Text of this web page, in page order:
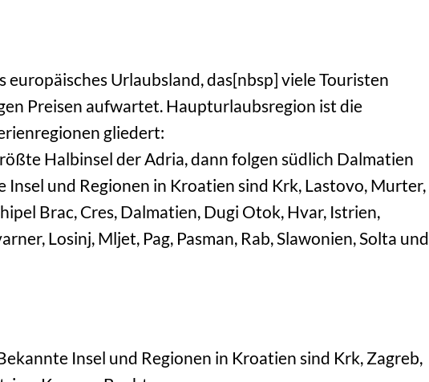
Urlaubsland, das[nbsp] viele Touristen
Preisen aufwartet. Haupturlaubsregion ist die
gliedert:
Halbinsel der Adria, dann folgen südlich Dalmatien
Insel und Regionen in Kroatien sind Krk, Lastovo, Murter,
Brac, Cres, Dalmatien, Dugi Otok, Hvar, Istrien,
Losinj, Mljet, Pag, Pasman, Rab, Slawonien, Solta und
Insel und Regionen in Kroatien sind Krk, Zagreb,